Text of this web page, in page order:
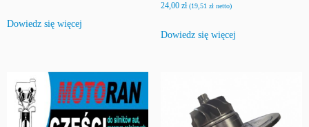
Dowiedz się więcej
24,00 zł (19,51 złnetto)
Dowiedz się więcej